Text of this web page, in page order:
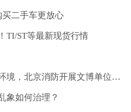
二手车更放心
TI/ST等最新现货行情
督改火灾隐患，净化消防安全环境，北京消防开展文博单位安全大检查
象如何治理？